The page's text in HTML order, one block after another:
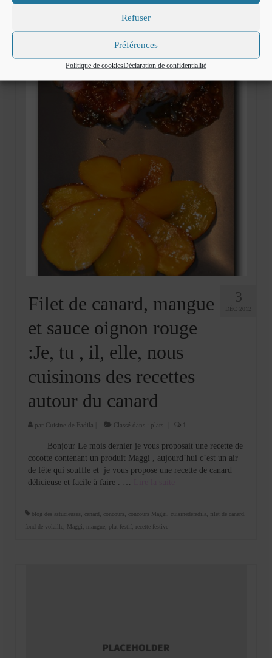
Refuser
Préférences
Politique de cookiesDéclaration de confidentialité
aiguillette de poulet,concours,concours Maggi,cuisinedefadila,cœur de fond de veau,
3
DÉC 2012
Filet de canard, mangue
et sauce oignon rouge
:Je, tu , il, elle, nous
cuisinons des recettes
autour du canard
par Cuisine de Fadila Classé dans : plats 1
Bonjour Le mois dernier je vous proposait une recette de
cocotte contenant un produit Maggi , aujourd’hui c’est un air
de fête qui souffle et je vous propose une recette de canard
délicieuse et facile à faire . …
blog des astucieuses canard concours concours Maggi cuisinedefadila filet de canard
fond de volaille
Maggi mangue plat festif recette festive